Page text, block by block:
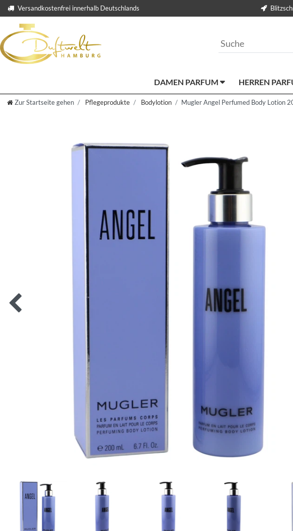
Versandkostenfrei innerhalb Deutschlands
DAMEN PARFUM HERREN
Zur Startseite gehen Pflegeprodukte Bodylotion Mugler Angel Perfumed Body Lotion